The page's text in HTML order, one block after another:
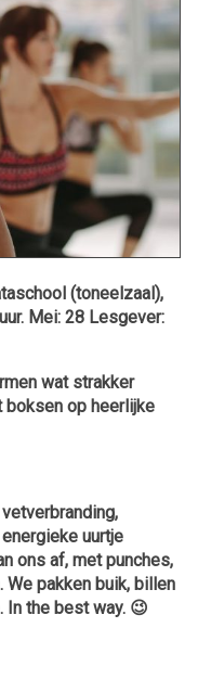
(toneelzaal),
Mei: 28 Lesgever:
wat strakker
boksen op heerlijke
uurtje
ons af, met punches,
pakken buik, billen
In the best way. 😉